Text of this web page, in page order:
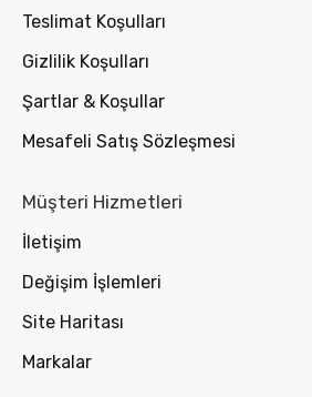
Teslimat Koşulları
Gizlilik Koşulları
Şartlar & Koşullar
Mesafeli Satış Sözleşmesi
Müşteri Hizmetleri
İletişim
Değişim İşlemleri
Site Haritası
Markalar